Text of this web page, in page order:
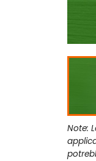
Note: